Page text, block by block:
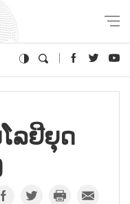
ລ​ຢີ​ຍຸດ​